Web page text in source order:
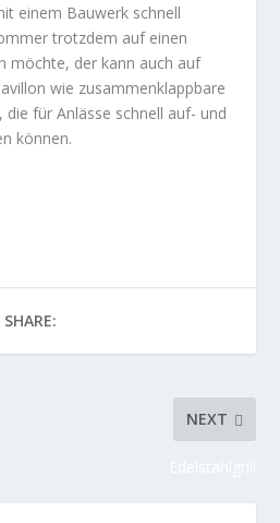
einem Bauwerk schnell
trotzdem auf einen
möchte, der kann auch auf
wie zusammenklappbare
die für Anlässe schnell auf- und
können.
SHARE:
NEXT